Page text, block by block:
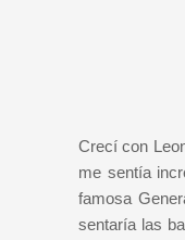
Crecí con
me sentía
famosa
sentaría las